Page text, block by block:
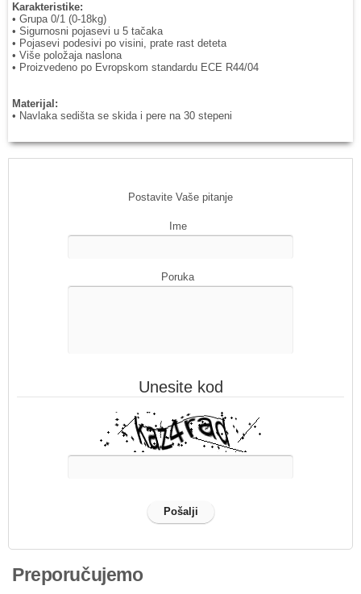
Karakteristike:
• Grupa 0/1 (0-18kg)
• Sigurnosni pojasevi u 5 tačaka
• Pojasevi podesivi po visini, prate rast deteta
• Više položaja naslona
• Proizvedeno po Evropskom standardu ECE R44/04
Materijal:
• Navlaka sedišta se skida i pere na 30 stepeni
Postavite Vaše pitanje
Ime
Poruka
Unesite kod
Preporučujemo